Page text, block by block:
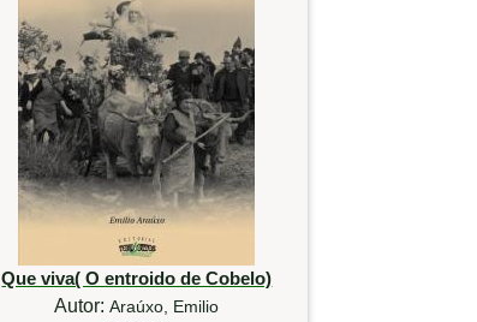
Que viva( O entroido de Cobelo)
Autor:Araúxo, Emilio